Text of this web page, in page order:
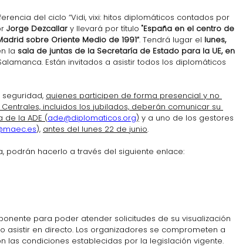
del ciclo “Vidi, vixi: hitos diplomáticos contados por
Jorge Dezcallar y llevará por título "España en el centro de
sobre Oriente Medio de 1991”. Tendrá lugar el lunes,
la sala de juntas de la Secretaría de Estado para la UE, en
Están invitados a asistir todos los diplomáticos
quienes participen de forma presencial y no
incluidos los jubilados, deberán comunicar su
la ADE (ade@diplomaticos.org) y a uno de los gestores
), antes del lunes 22 de junio.
podrán hacerlo a través del siguiente enlace:
para poder atender solicitudes de su visualización
en directo. Los organizadores se comprometen a
las condiciones establecidas por la legislación vigente.